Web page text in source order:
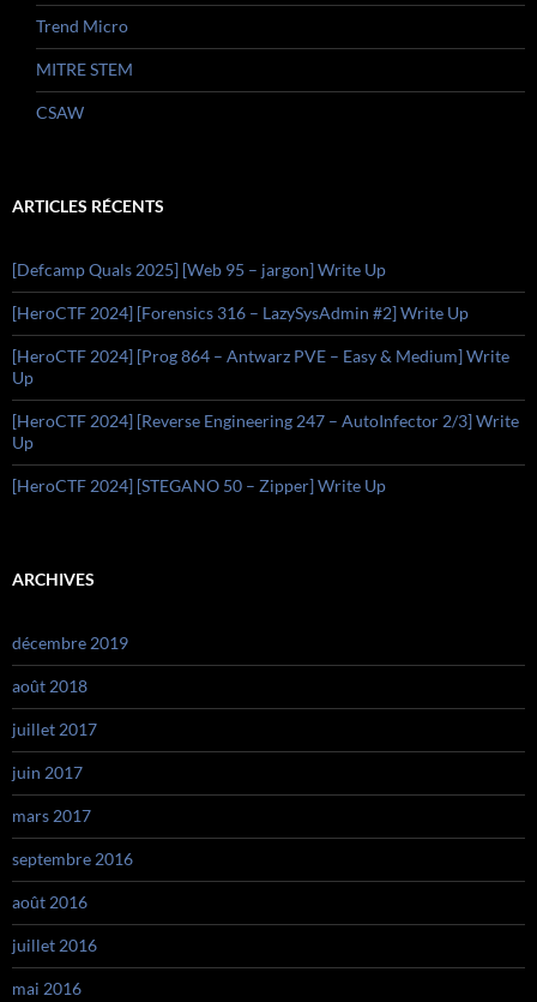
Trend Micro
MITRE STEM
CSAW
ARTICLES RÉCENTS
[Defcamp Quals 2025] [Web 95 – jargon] Write Up
[HeroCTF 2024] [Forensics 316 – LazySysAdmin #2] Write Up
[HeroCTF 2024] [Prog 864 – Antwarz PVE – Easy & Medium] Write
Up
[HeroCTF 2024] [Reverse Engineering 247 – AutoInfector 2/3] Write
Up
[HeroCTF 2024] [STEGANO 50 – Zipper] Write Up
ARCHIVES
décembre 2019
août 2018
juillet 2017
juin 2017
mars 2017
septembre 2016
août 2016
juillet 2016
mai 2016